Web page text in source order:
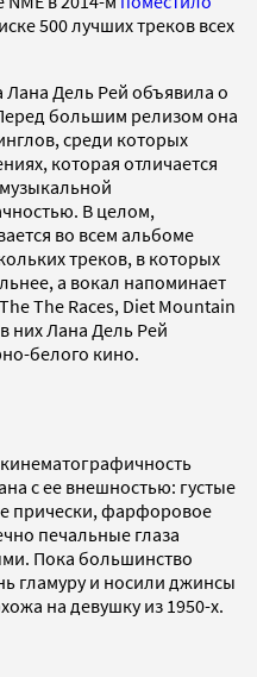
500 лучших треков всех
Лана Дель Рей объявила о
большим релизом она
среди которых
которая отличается
В целом,
во всем альбоме
треков, в которых
а вокал напоминает
The Races, Diet Mountain
них Лана Дель Рей
белого кино.
с ее внешностью: густые
прически, фарфоровое
печальные глаза
Пока большинство
гламуру и носили джинсы
на девушку из 1950-х.